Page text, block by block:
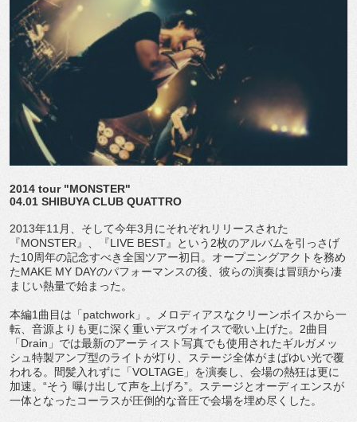
2014 tour "MONSTER"
04.01 SHIBUYA CLUB QUATTRO
2013年11月、そして今年3月にそれぞれリリースされた
『MONSTER』、『LIVE BEST』という2枚のアルバムを引っさげ
た10周年の記念すべき全国ツアー初日。オープニングアクトを務め
たMAKE MY DAYのパフォーマンスの後、彼らの演奏は冒頭から凄
まじい熱量で始まった。
本編1曲目は「patchwork」。メロディアスなクリーンボイスから一
転、音源よりも更に深く重いデスヴォイスで歌い上げた。2曲目
「Drain」では最新のアーティスト写真でも使用されたギルガメッ
シュ特製アンプ型のライトが灯り、ステージ全体がまばゆい光で覆
われる。間髪入れずに「VOLTAGE」を演奏し、会場の熱狂は更に
加速。“そう 曝け出して声を上げろ”。ステージとオーディエンスが
一体となったコーラスが圧倒的な音圧で会場を埋め尽くした。